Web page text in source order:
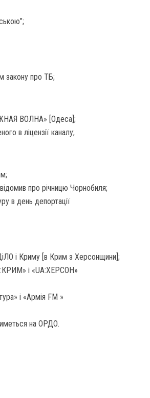
закону про ТБ;
ВОЛНА» [Одеса];
в ліцензії каналу;
про річницю Чорнобиля;
в день депортації
і Криму [в Крим з Херсонщини];
і «UA:ХЕРСОН»
і «Армія FM »
на ОРДО.